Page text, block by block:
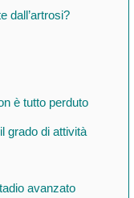
dall’artrosi?
è tutto perduto
grado di attività
avanzato